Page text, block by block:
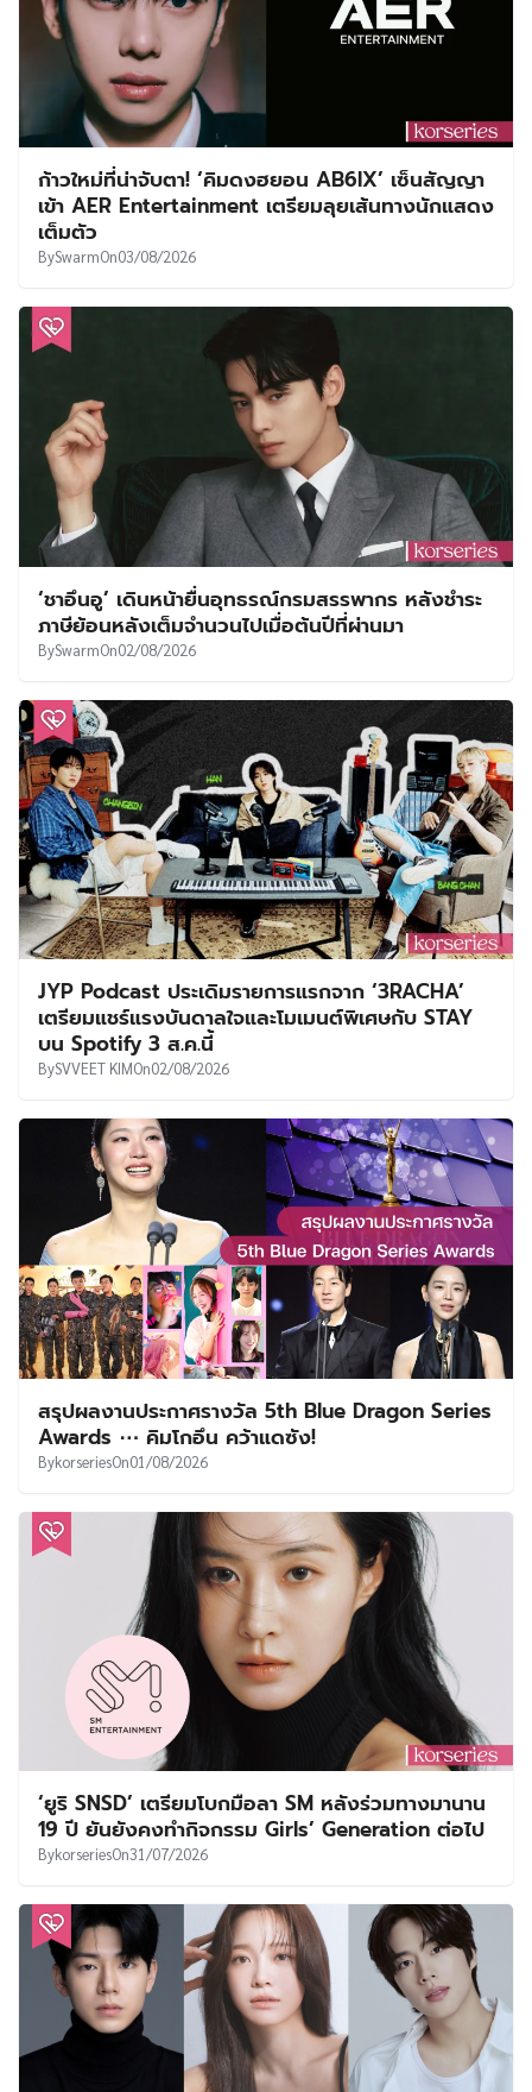
ก้าวใหม่ที่น่าจับตา! ‘คิมดงฮยอน AB6IX’ เซ็นสัญญา
เข้า AER Entertainment เตรียมลุยเส้นทางนักแสดง
เต็มตัว
BySwarmOn03/08/2026
‘ชาอึนอู’ เดินหน้ายื่นอุทธรณ์กรมสรรพากร หลังชำระ
ภาษีย้อนหลังเต็มจำนวนไปเมื่อต้นปีที่ผ่านมา
BySwarmOn02/08/2026
JYP Podcast ประเดิมรายการแรกจาก ‘3RACHA’
เตรียมแชร์แรงบันดาลใจและโมเมนต์พิเศษกับ STAY
บน Spotify 3 ส.ค.นี้
BySVVEET KIMOn02/08/2026
สรุปผลงานประกาศรางวัล 5th Blue Dragon Series
Awards ⋯ คิมโกอึน คว้าแดซัง!
BykorseriesOn01/08/2026
‘ยูริ SNSD’ เตรียมโบกมือลา SM หลังร่วมทางมานาน
19 ปี ยันยังคงทำกิจกรรม Girls’ Generation ต่อไป
BykorseriesOn31/07/2026